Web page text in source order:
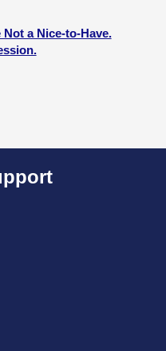
a Nice-to-Have.